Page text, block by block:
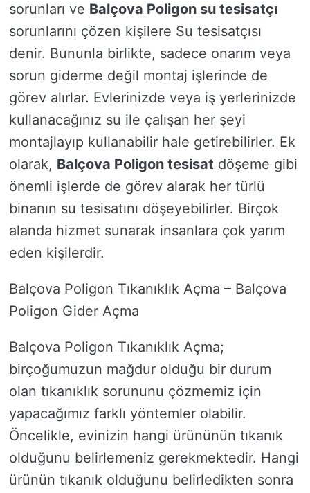
sorunları ve Balçova Poligon su tesisatçı
sorunlarını çözen kişilere Su tesisatçısı
denir. Bununla birlikte, sadece onarım veya
sorun giderme değil montaj işlerinde de
görev alırlar. Evlerinizde veya iş yerlerinizde
kullanacağınız su ile çalışan her şeyi
montajlayıp kullanabilir hale getirebilirler. Ek
olarak, Balçova Poligon tesisat döşeme gibi
önemli işlerde de görev alarak her türlü
binanın su tesisatını döşeyebilirler. Birçok
alanda hizmet sunarak insanlara çok yarım
eden kişilerdir.
Balçova Poligon Tıkanıklık Açma – Balçova
Poligon Gider Açma
Balçova Poligon Tıkanıklık Açma;
birçoğumuzun mağdur olduğu bir durum
olan tıkanıklık sorununu çözmemiz için
yapacağımız farklı yöntemler olabilir.
Öncelikle, evinizin hangi ürününün tıkanık
olduğunu belirlemeniz gerekmektedir. Hangi
ürünün tıkanık olduğunu belirledikten sonra